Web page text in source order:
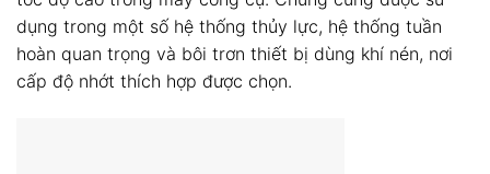
dụng trong một số hệ thống thủy lực, hệ thống tuần
hoàn quan trọng và bôi trơn thiết bị dùng khí nén, nơi
cấp độ nhớt thích hợp được chọn.